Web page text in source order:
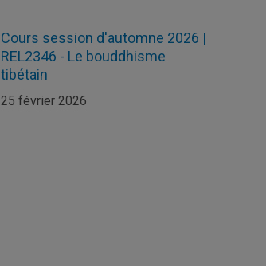
Cours session d'automne 2026 |
REL2346 - Le bouddhisme
tibétain
25 février 2026